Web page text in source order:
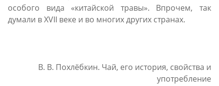
особого вида «китайской травы». Впрочем, так
думали в XVII веке и во многих других странах.
В. В. Похлёбкин. Чай, его история, свойства и
употребление